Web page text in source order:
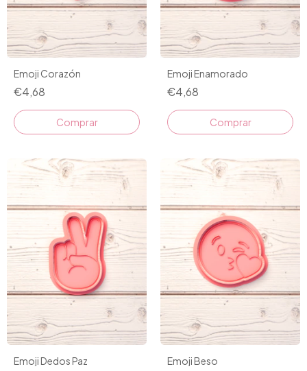
Emoji Corazón
€4,68
Comprar
Emoji Enamorado
€4,68
Comprar
Emoji Dedos Paz Emoji Beso